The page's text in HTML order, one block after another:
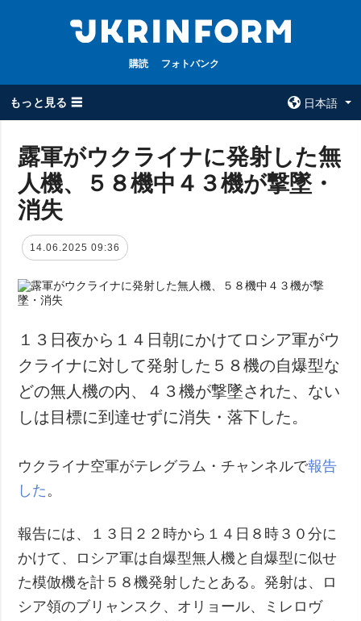
購読 フォトバンク
もっと見る ☰
日本語
全てのトピック
戦争
政治
経済・復興
防衛
社会・文化
スポーツ
犯罪
事故・緊急事態
ウクルインフォ
ルム
特集
インタビュー
動画
購読
露軍がウクライナに発射した無
人機、５８機中４３機が撃墜・
消失
14.06.2025 09:36
１３日夜から１４日朝にかけてロシア軍がウ
クライナに対して発射した５８機の自爆型な
どの無人機の内、４３機が撃墜された、ない
しは目標に到達せずに消失・落下した。
ウクライナ空軍がテレグラム・チャンネルで報告
した 。
報告には、１３日２２時から１４日８時３０分に
かけて、ロシア軍は自爆型無人機と自爆型に似せ
た模倣機を計５８機発射したとある。発射は、ロ
シア領のブリャンスク、オリョール、ミレロヴ